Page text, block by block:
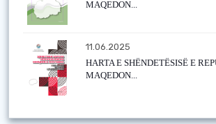
MAQEDON...
11.06.2025
HARTA E SHËNDETËSISË E
MAQEDON...